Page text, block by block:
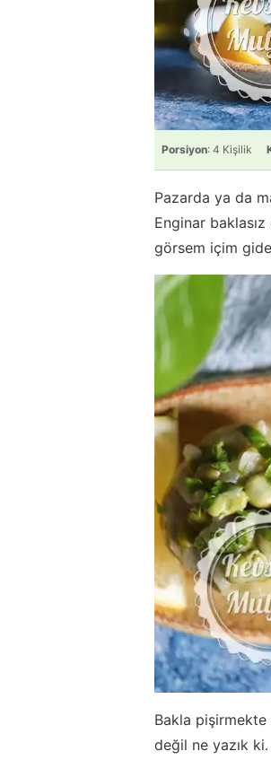
Porsiyon: 4 Kişilik
Pazarda ya da
Enginar
görsem içim
Bakla pişirmekte
değil ne yazık